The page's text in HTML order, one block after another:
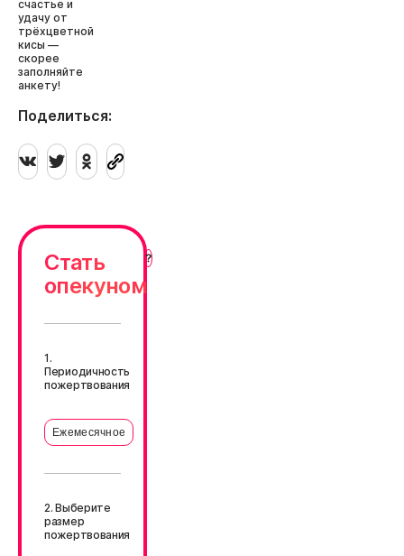
счастье и
удачу от
трёхцветной
кисы —
скорее
заполняйте
анкету!
Поделиться:
Стать
опекуном
1.
Периодичность
пожертвования
Ежемесячное
2. Выберите
размер
пожертвования